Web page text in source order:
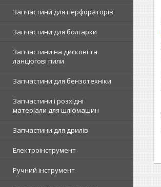
Запчастини для перфораторів
Запчастини для болгарки
Запчастини на дискові та
ланцюгові пили
Запчастини для бензотехніки
Запчастини і розхідні
матеріали для шліфмашин
Запчастини для дрилів
Електроінструмент
Ручний інструмент